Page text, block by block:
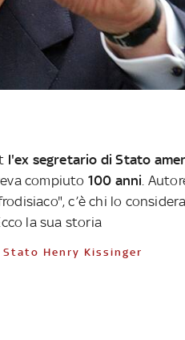
l'ex segretario di Stato
compiuto 100 anni.
c’è chi lo
la sua storia
Stato Henry Kissinger